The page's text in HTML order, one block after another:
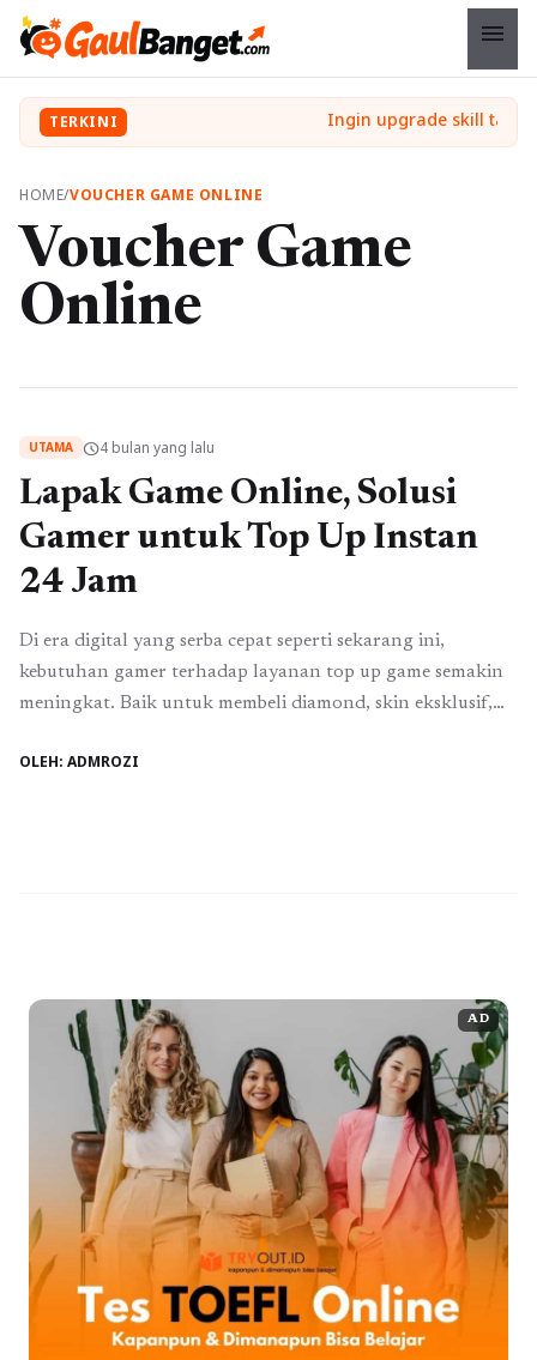
menu
TERKINI
HOME/VOUCHER GAME ONLINE
Voucher Game
Online
UTAMA schedule4 bulan yang lalu
Lapak Game Online, Solusi
Gamer untuk Top Up Instan
24 Jam
Di era digital yang serba cepat seperti sekarang ini,
kebutuhan gamer terhadap layanan top up game semakin
meningkat. Baik untuk membeli diamond, skin eksklusif,
dilakukan hanya dalam hitungan detik. Kehadiran
OLEH: ADMROZI
AD